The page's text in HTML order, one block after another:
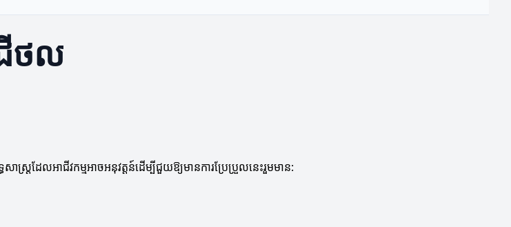
ជីថល
រដែលអាជីវកម្មអាចអនុវត្តន៍ដើម្បីជួយឱ្យមានការប្រែប្រួលនេះរួមមាន: